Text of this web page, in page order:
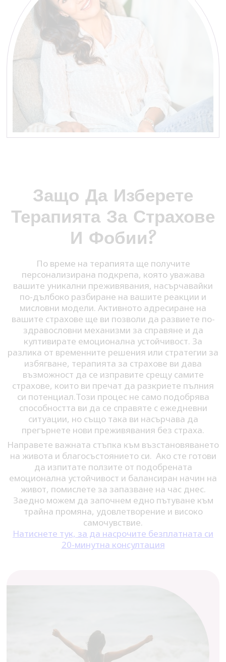
Защо Да Изберете
Терапията За Страхове
И Фобии?
По време на терапията ще получите
персонализирана подкрепа, която уважава
вашите уникални преживявания, насърчавайки
по-дълбоко разбиране на вашите реакции и
мисловни модели. Активното адресиране на
вашите страхове ще ви позволи да развиете по-
здравословни механизми за справяне и да
култивирате емоционална устойчивост. За
разлика от временните решения или стратегии за
избягване, терапията за страхове ви дава
възможност да се изправите срещу самите
страхове, които ви пречат да разкриете пълния
си потенциал.Този процес не само подобрява
способността ви да се справяте с ежедневни
ситуации, но също така ви насърчава да
прегърнете нови преживявания без страха.
Направете важната стъпка към възстановяването
на живота и благосъстоянието си. Ако сте готови
да изпитате ползите от подобрената
емоционална устойчивост и балансиран начин на
живот, помислете за запазване на час днес.
Заедно можем да започнем едно пътуване към
трайна промяна, удовлетворение и високо
самочувствие.
Натиснете тук, за да насрочите безплатната си
20-минутна консултация